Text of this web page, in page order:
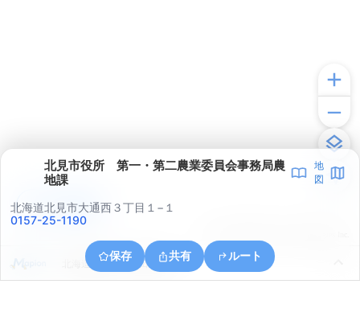
北見市役所 第一・第二農業委員会事務局農
地課
地
図
北海道北見市大通西３丁目１−１
0157-25-1190
保存 共有 ルート
北海道北見市とん田東町
アプリで見る